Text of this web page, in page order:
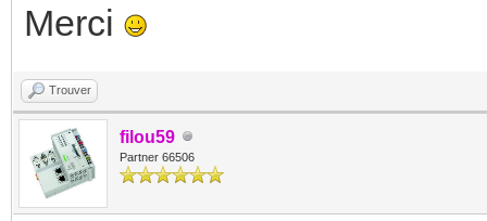
Merci
Trouver
filou59
Partner 66506